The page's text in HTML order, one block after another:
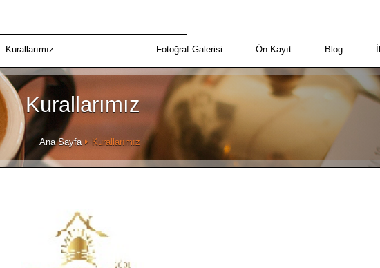
Kurallarımız Fotoğraf Galerisi Ön Kayıt Blog
Kurallarımız
Ana Sayfa Kurallarımız